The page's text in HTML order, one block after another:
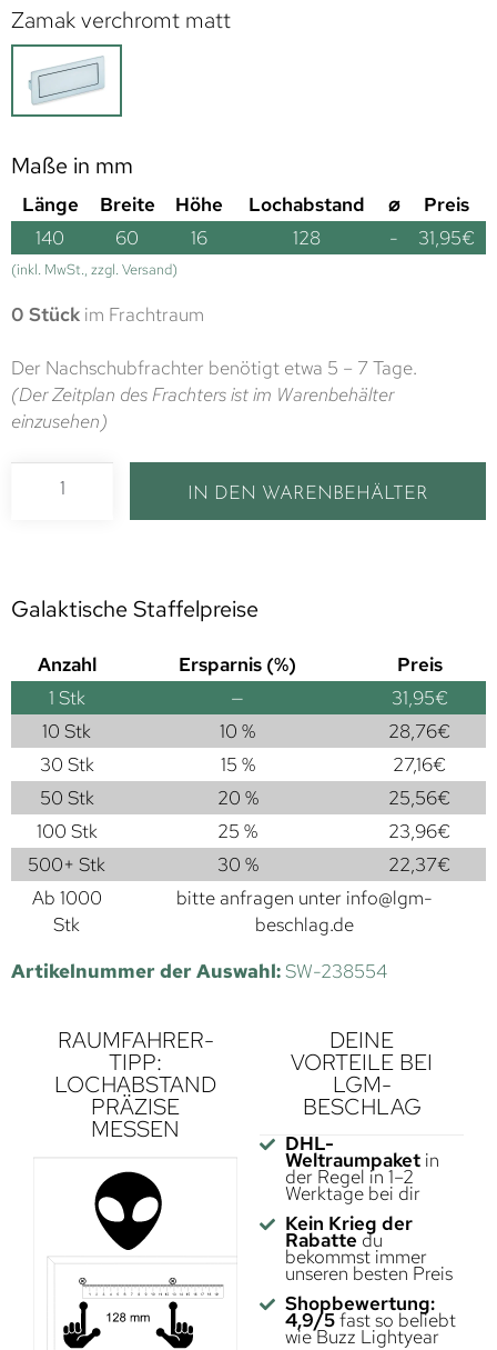
Zamak verchromt matt
Maße in mm
Länge Breite Höhe Lochabstand ⌀
Preis
140
60 16 128 - 31,95€
(inkl. MwSt., zzgl. Versand)
0 Stück im Frachtraum
Der Nachschubfrachter benötigt etwa 5 – 7 Tage.
(Der Zeitplan des Frachters ist im Warenbehälter
einzusehen)
IN DEN WARENBEHÄLTER
Galaktische Staffelpreise
Anzahl Ersparnis (%)
Preis
1 Stk — 31,95€
10 Stk
10 % 28,76€
30 Stk
15 % 27,16€
50 Stk
20 % 25,56€
100 Stk
25 % 23,96€
500+ Stk
30 % 22,37€
Ab 1000
Stk
bitte anfragen unter info@lgm-
beschlag.de
Artikelnummer der Auswahl:SW-238554
RAUMFAHRER-
TIPP:
LOCHABSTAND
PRÄZISE
MESSEN
DEINE
VORTEILE BEI
LGM-
BESCHLAG
DHL-
Weltraumpaketin
der Regel in 1–2
Werktage bei dir
Kein Krieg der
Rabatte du
bekommst immer
unseren besten Preis
Shopbewertung:
4,9/5fast so beliebt
wie Buzz Lightyear